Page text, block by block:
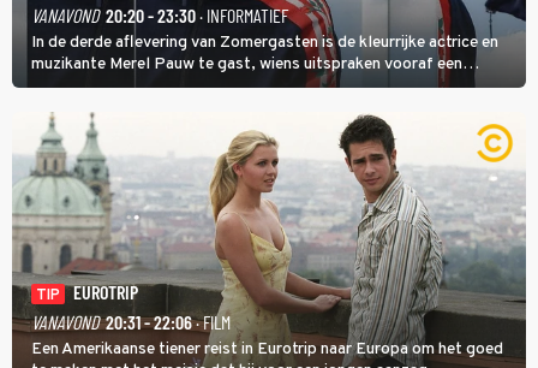
VANAVOND 20:20 - 23:30· INFORMATIEF
In de derde aflevering van Zomergasten is de kleurrijke actrice en
muzikante Merel Pauw te gast, wiens uitspraken vooraf een
boeiende avond beloven: 'Mijn ideale televisieavond is zoals mijn
identiteit: grenzeloos, absurd en vol angsten'.
TIP
EUROTRIP
VANAVOND 20:31 - 22:06· FILM
Een Amerikaanse tiener reist in Eurotrip naar Europa om het goed